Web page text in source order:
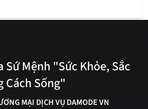
Sứ Mệnh "Sức Khỏe, Sắc
Cách Sống"
MẠI DỊCH VỤ DAMODE VN